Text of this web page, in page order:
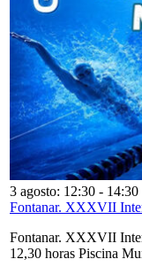
3 agosto: 12:30 - 14:30
Fontanar. XXXVII
Fontanar. XXXVII
12,30 horas Piscina